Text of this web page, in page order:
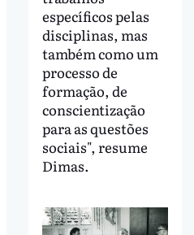
específicos pelas
disciplinas, mas
também como um
processo de
formação, de
conscientização
para as questões
sociais", resume
Dimas.